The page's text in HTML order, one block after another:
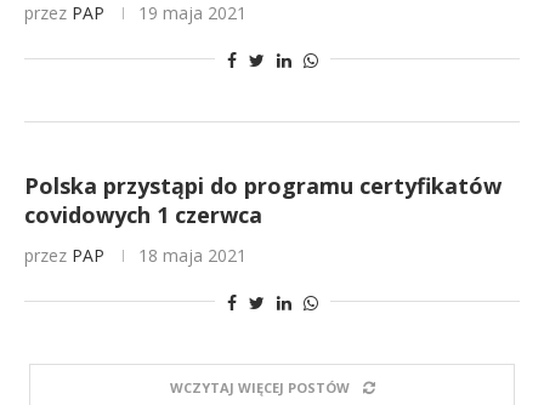
przez PAP 19 maja 2021
Polska przystąpi do programu certyfikatów
covidowych 1 czerwca
przez PAP 18 maja 2021
WCZYTAJ WIĘCEJ POSTÓW